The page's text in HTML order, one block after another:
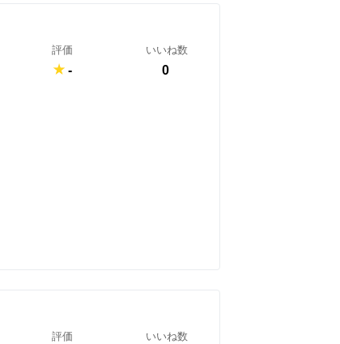
評価
-
いいね数
0
評価 いいね数